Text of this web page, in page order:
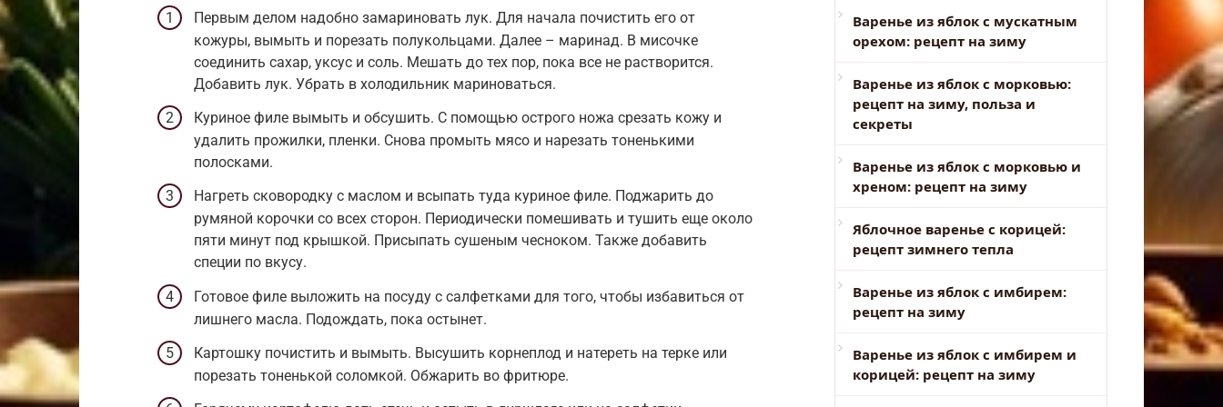
Первым делом надобно замариновать лук. Для начала почистить его от
кожуры, вымыть и порезать полукольцами. Далее – маринад. В мисочке
соединить сахар, уксус и соль. Мешать до тех пор, пока все не растворится.
Добавить лук. Убрать в холодильник мариноваться.
Куриное филе вымыть и обсушить. С помощью острого ножа срезать кожу и
удалить прожилки, пленки. Снова промыть мясо и нарезать тоненькими
полосками.
Нагреть сковородку с маслом и всыпать туда куриное филе. Поджарить до
румяной корочки со всех сторон. Периодически помешивать и тушить еще около
пяти минут под крышкой. Присыпать сушеным чесноком. Также добавить
специи по вкусу.
Готовое филе выложить на посуду с салфетками для того, чтобы избавиться от
лишнего масла. Подождать, пока остынет.
Картошку почистить и вымыть. Высушить корнеплод и натереть на терке или
порезать тоненькой соломкой. Обжарить во фритюре.
Варенье из яблок с мускатным
орехом: рецепт на зиму
Варенье из яблок с морковью:
рецепт на зиму, польза и
секреты
Варенье из яблок с морковью и
хреном: рецепт на зиму
Яблочное варенье с корицей:
рецепт зимнего тепла
Варенье из яблок с имбирем:
рецепт на зиму
Варенье из яблок с имбирем и
корицей: рецепт на зиму